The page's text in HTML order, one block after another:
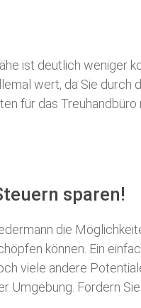
ist deutlich weniger
wert, da Sie
für das
sparen!
die
können. Ein
viele andere
Umgebung. Fordern